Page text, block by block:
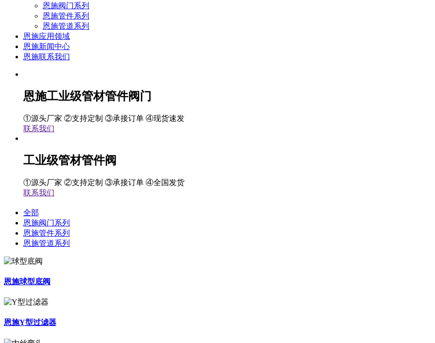
恩施阀门系列
恩施管件系列
恩施管道系列
恩施应用领域
恩施新闻中心
恩施联系我们
恩施工业级管材管件阀门
①源头厂家 ②支持定制 ③承接订单 ④现货速发
联系我们
工业级管材管件阀
①源头厂家 ②支持定制 ③承接订单 ④全国发货
联系我们
全部
恩施阀门系列
恩施管件系列
恩施管道系列
恩施球型底阀
恩施Y型过滤器